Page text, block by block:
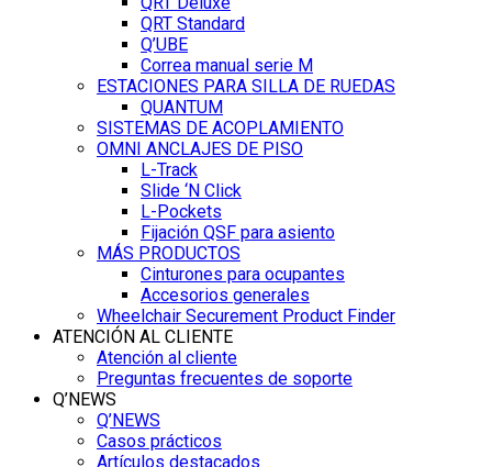
QRT Standard
Q’UBE
Correa manual serie M
ESTACIONES PARA SILLA DE RUEDAS
QUANTUM
SISTEMAS DE ACOPLAMIENTO
OMNI ANCLAJES DE PISO
L-Track
Slide ‘N Click
L-Pockets
Fijación QSF para asiento
MÁS PRODUCTOS
Cinturones para ocupantes
Accesorios generales
Wheelchair Securement Product Finder
ATENCIÓN AL CLIENTE
Atención al cliente
Preguntas frecuentes de soporte
Q’NEWS
Q’NEWS
Casos prácticos
Artículos destacados